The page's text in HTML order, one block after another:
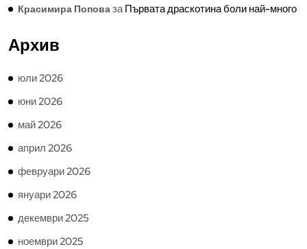
Красимира ПоповазаПървата драскотина боли най-много
Архив
юли 2026
юни 2026
май 2026
април 2026
февруари 2026
януари 2026
декември 2025
ноември 2025